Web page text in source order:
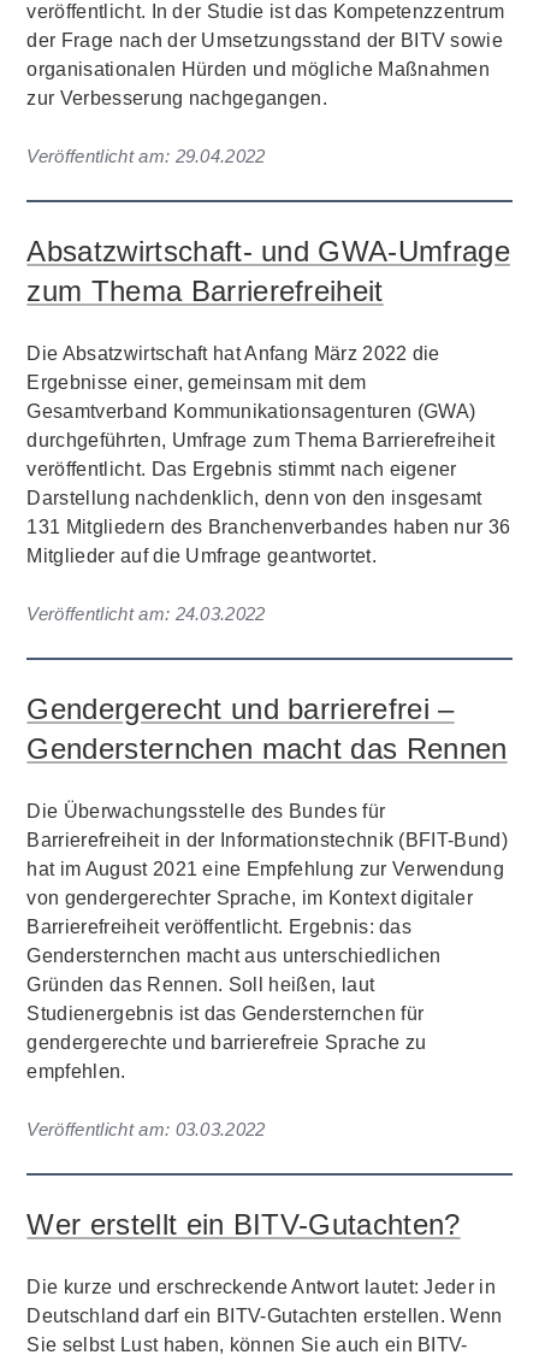
veröffentlicht. In der Studie ist das Kompetenzzentrum
der Frage nach der Umsetzungsstand der BITV sowie
organisationalen Hürden und mögliche Maßnahmen
zur Verbesserung nachgegangen.
Veröffentlicht am: 29.04.2022
Absatzwirtschaft- und GWA-Umfrage
zum Thema Barrierefreiheit
Die Absatzwirtschaft hat Anfang März 2022 die
Ergebnisse einer, gemeinsam mit dem
Gesamtverband Kommunikationsagenturen (GWA)
durchgeführten, Umfrage zum Thema Barrierefreiheit
veröffentlicht. Das Ergebnis stimmt nach eigener
Darstellung nachdenklich, denn von den insgesamt
131 Mitgliedern des Branchenverbandes haben nur 36
Mitglieder auf die Umfrage geantwortet.
Veröffentlicht am: 24.03.2022
Gendergerecht und barrierefrei –
Gendersternchen macht das Rennen
Die Überwachungsstelle des Bundes für
Barrierefreiheit in der Informationstechnik (BFIT-Bund)
hat im August 2021 eine Empfehlung zur Verwendung
von gendergerechter Sprache, im Kontext digitaler
Barrierefreiheit veröffentlicht. Ergebnis: das
Gendersternchen macht aus unterschiedlichen
Gründen das Rennen. Soll heißen, laut
Studienergebnis ist das Gendersternchen für
gendergerechte und barrierefreie Sprache zu
empfehlen.
Veröffentlicht am: 03.03.2022
Wer erstellt ein BITV-Gutachten?
Die kurze und erschreckende Antwort lautet: Jeder in
Deutschland darf ein BITV-Gutachten erstellen. Wenn
Sie selbst Lust haben, können Sie auch ein BITV-